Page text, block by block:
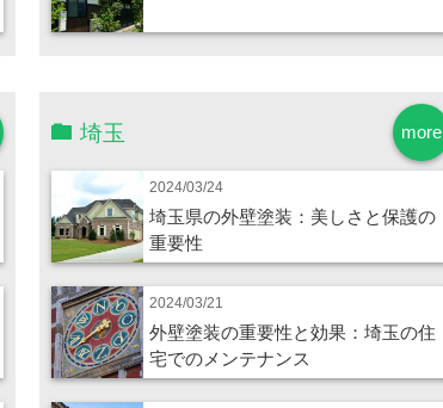
more
埼玉
2024/03/24
埼玉県の外壁塗装：美しさと保護の
重要性
2024/03/21
外壁塗装の重要性と効果：埼玉の住
宅でのメンテナンス